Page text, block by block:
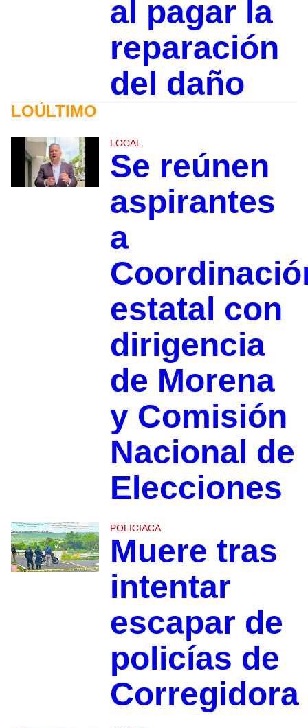
al pagar la
reparación
del daño
LOÚLTIMO
LOCAL
Se reúnen
aspirantes
a
estatal con
dirigencia
de Morena
y Comisión
Nacional de
Elecciones
POLICIACA
Muere tras
intentar
escapar de
policías de
Corregidora